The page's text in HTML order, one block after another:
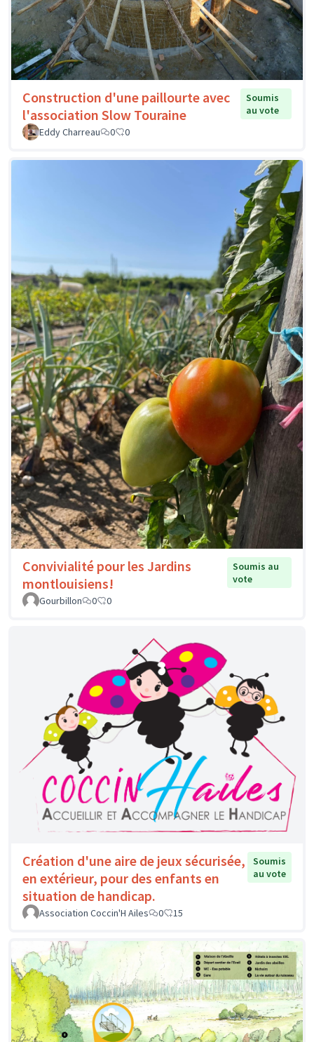
Construction d'une paillourte avec
l'association Slow Touraine
Soumis
au vote
Eddy Charreau
0 0
Convivialité pour les Jardins
montlouisiens!
Soumis au
vote
Gourbillon
0 0
Création d'une aire de jeux sécurisée,
en extérieur, pour des enfants en
situation de handicap.
Soumis
au vote
Association Coccin'H Ailes 0 15